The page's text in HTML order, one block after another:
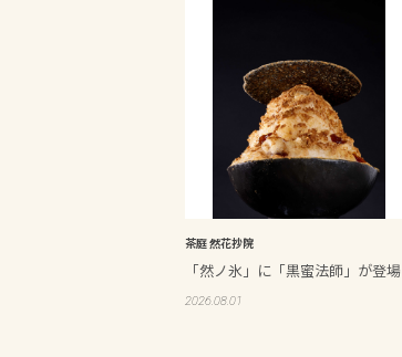
茶庭 然花抄院
「然ノ氷」に「黒蜜法師」が登場
2026.08.01